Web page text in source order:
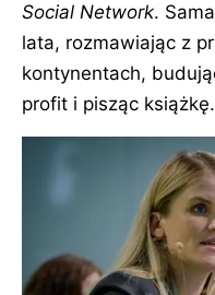
Social Network.
lata, rozmawiając z
kontynentach,
profit i pisząc książkę.